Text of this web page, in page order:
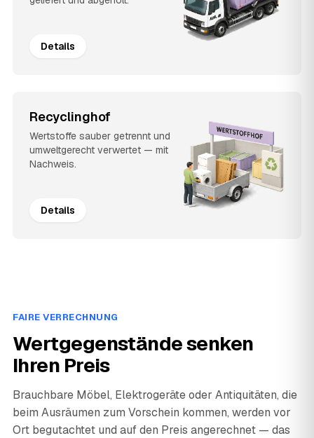
Details
Recyclinghof
Wertstoffe sauber getrennt und
umweltgerecht verwertet — mit
Nachweis.
Details
FAIRE VERRECHNUNG
Wertgegenstände senken
Ihren Preis
Brauchbare Möbel, Elektrogeräte oder Antiquitäten, die
beim Ausräumen zum Vorschein kommen, werden vor
Ort begutachtet und auf den Preis angerechnet — das